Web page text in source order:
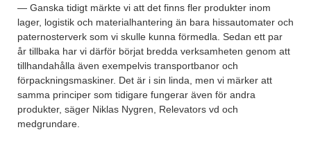
— Ganska tidigt märkte vi att det finns fler produkter inom
lager, logistik och materialhantering än bara hissautomater och
paternosterverk som vi skulle kunna förmedla. Sedan ett par
år tillbaka har vi därför börjat bredda verksamheten genom att
tillhandahålla även exempelvis transportbanor och
förpackningsmaskiner. Det är i sin linda, men vi märker att
samma principer som tidigare fungerar även för andra
produkter, säger Niklas Nygren, Relevators vd och
medgrundare.